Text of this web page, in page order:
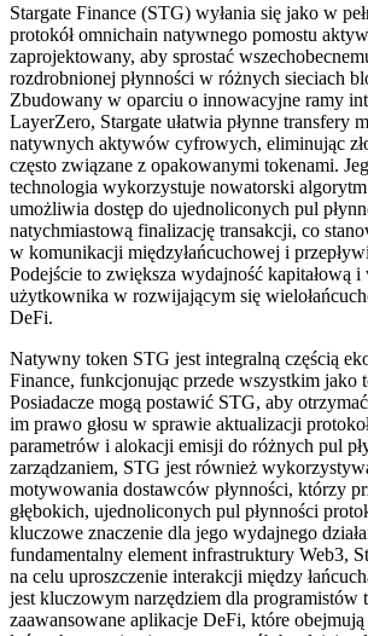
Stargate Finance (STG) wyłania się jako w
protokół omnichain natywnego pomostu
zaprojektowany, aby sprostać
rozdrobnionej płynności w różnych sieciach
Zbudowany w oparciu o innowacyjne ramy
LayerZero, Stargate ułatwia płynne transfery
natywnych aktywów cyfrowych, eliminując
często związane z opakowanymi tokenami.
technologia wykorzystuje nowatorski
umożliwia dostęp do ujednoliconych pul
natychmiastową finalizację transakcji, co
w komunikacji międzyłańcuchowej i
Podejście to zwiększa wydajność kapitałową i
użytkownika w rozwijającym się
DeFi.
Natywny token STG jest integralną częścią
Finance, funkcjonując przede wszystkim jako
Posiadacze mogą postawić STG, aby
im prawo głosu w sprawie aktualizacji
parametrów i alokacji emisji do różnych pul
zarządzaniem, STG jest również
motywowania dostawców płynności, którzy
głębokich, ujednoliconych pul płynności
kluczowe znaczenie dla jego wydajnego
fundamentalny element infrastruktury Web3,
na celu uproszczenie interakcji między
jest kluczowym narzędziem dla programistów
zaawansowane aplikacje DeFi, które